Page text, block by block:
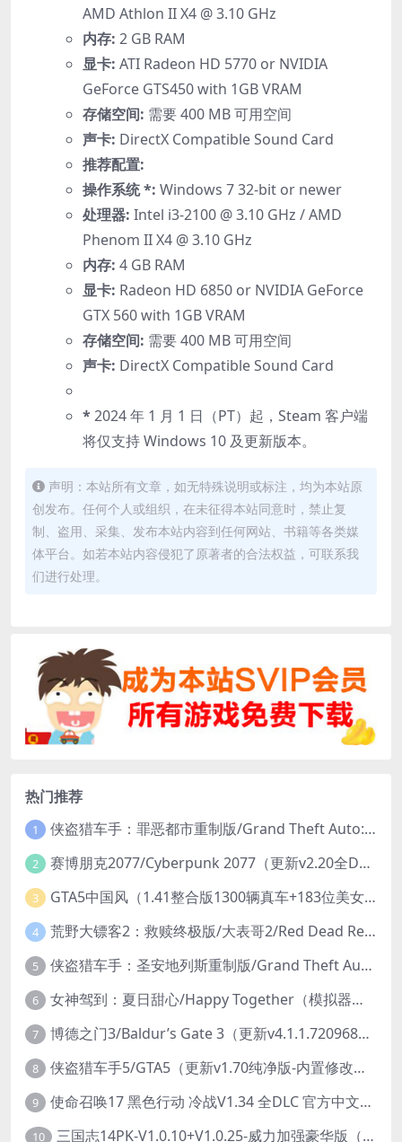
AMD Athlon II X4 @ 3.10 GHz
内存: 2 GB RAM
显卡: ATI Radeon HD 5770 or NVIDIA
GeForce GTS450 with 1GB VRAM
存储空间: 需要 400 MB 可用空间
声卡: DirectX Compatible Sound Card
推荐配置:
操作系统 *: Windows 7 32-bit or newer
处理器: Intel i3-2100 @ 3.10 GHz / AMD
Phenom II X4 @ 3.10 GHz
内存: 4 GB RAM
显卡: Radeon HD 6850 or NVIDIA GeForce
GTX 560 with 1GB VRAM
存储空间: 需要 400 MB 可用空间
声卡: DirectX Compatible Sound Card
*2024 年 1 月 1 日（PT）起，Steam 客户端
将仅支持 Windows 10 及更新版本。
声明：本站所有文章，如无特殊说明或标注，均为本站原
创发布。任何个人或组织，在未征得本站同意时，禁止复
制、盗用、采集、发布本站内容到任何网站、书籍等各类媒
体平台。如若本站内容侵犯了原著者的合法权益，可联系我
们进行处理。
热门推荐
1 侠盗猎车手：罪恶都市重制版/Grand Theft Auto: Vice City – The Definitive Edition
2 赛博朋克2077/Cyberpunk 2077（更新v2.20全DLC）
3 GTA5中国风（1.41整合版1300辆真车+183位美女与英雄+200%存档）
4 荒野大镖客2：救赎终极版/大表哥2/Red Dead Redemption 2: Ultimate Edition（更新v1491.50终极版）
5 侠盗猎车手：圣安地列斯重制版/Grand Theft Auto: San Andreas – The Definitive Edition（更新v1.113.49697469）
6 女神驾到：夏日甜心/Happy Together（模拟器版-升级豪华终极珍藏版+全DLC）
7 博德之门3/Baldur’s Gate 3（更新v4.1.1.7209685）
8 侠盗猎车手5/GTA5（更新v1.70纯净版-内置修改器+通关存档）
9 使命召唤17 黑色行动 冷战V1.34 全DLC 官方中文版COD17
10 三国志14PK-V1.0.10+V1.0.25-威力加强豪华版（武将面容套装-全DLC+季票+特典+中文语音+编辑修改器）